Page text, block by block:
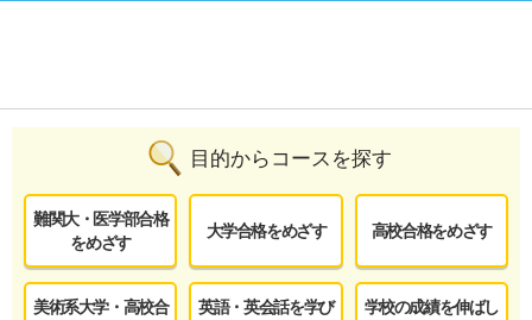
目的からコースを探す
難関大・医学部合格
をめざす
大学合格をめざす 高校合格をめざす
美術系大学・高校合
英語・英会話を学び
学校の成績を伸ばし